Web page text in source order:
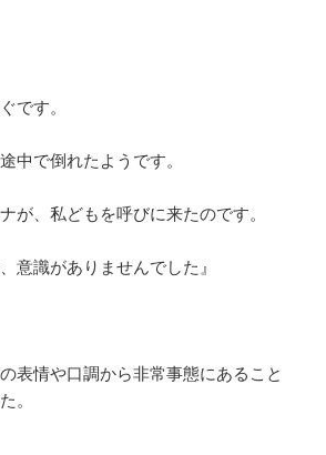
です。
中で倒れたようです。
が、私どもを呼びに来たのです。
意識がありませんでした』
表情や口調から非常事態にあること
。